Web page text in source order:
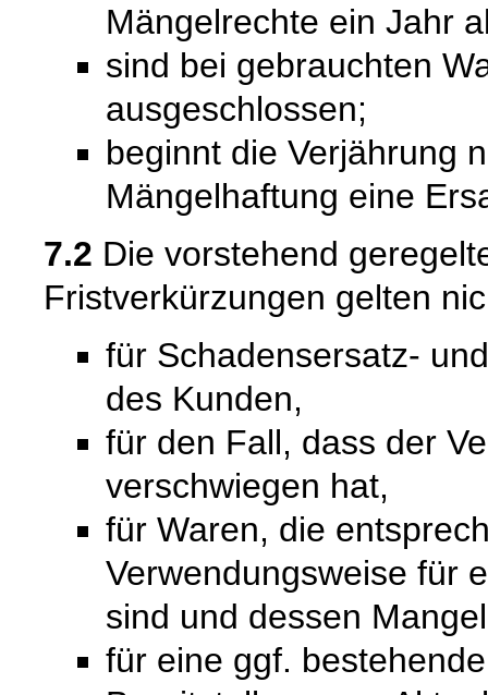
Mängelrechte ein Jahr
sind bei gebrauchten
ausgeschlossen;
beginnt die Verjährung
Mängelhaftung eine
7.2 Die vorstehend
Fristverkürzungen gelten
für Schadensersatz-
des Kunden,
für den Fall, dass der
verschwiegen hat,
für Waren, die
Verwendungsweise für
sind und dessen
für eine ggf.